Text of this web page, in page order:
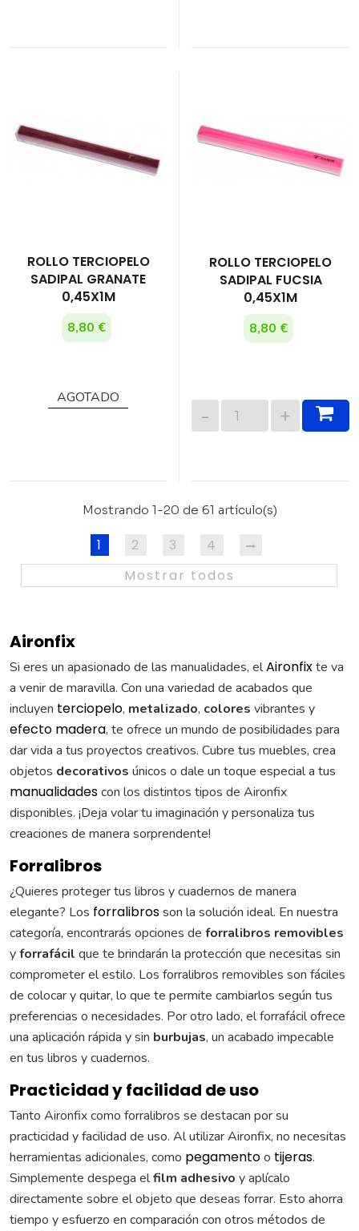
ROLLO TERCIOPELO
SADIPAL GRANATE
0,45X1M
8,80 €
AGOTADO
ROLLO TERCIOPELO
SADIPAL FUCSIA
0,45X1M
8,80 €
Mostrando 1-20 de 61 artículo(s)
1 2 3
4
Mostrar todos
Aironfix
Si eres un apasionado de las manualidades, elAironfixte va
a venir de maravilla. Con una variedad de acabados que
incluyen terciopelo, metalizado, colores vibrantes y
efecto madera, te ofrece un mundo de posibilidades para
dar vida a tus proyectos creativos. Cubre tus muebles, crea
objetos decorativos únicos o dale un toque especial a tus
manualidadescon los distintos tipos de Aironfix
disponibles. ¡Deja volar tu imaginación y personaliza tus
creaciones de manera sorprendente!
Forralibros
¿Quieres proteger tus libros y cuadernos de manera
elegante? Los forralibrosson la solución ideal. En nuestra
categoría, encontrarás opciones de forralibros removibles
yforrafácil que te brindarán la protección que necesitas sin
comprometer el estilo. Los forralibros removibles son fáciles
de colocar y quitar, lo que te permite cambiarlos según tus
preferencias o necesidades. Por otro lado, el forrafácil ofrece
una aplicación rápida y sin burbujas, un acabado impecable
en tus libros y cuadernos.
Practicidad y facilidad de uso
Tanto Aironfix como forralibros se destacan por su
practicidad y facilidad de uso. Al utilizar Aironfix, no necesitas
herramientas adicionales, como pegamentoo tijeras.
Simplemente despega elfilm adhesivo y aplícalo
directamente sobre el objeto que deseas forrar. Esto ahorra
tiempo y esfuerzo en comparación con otros métodos de